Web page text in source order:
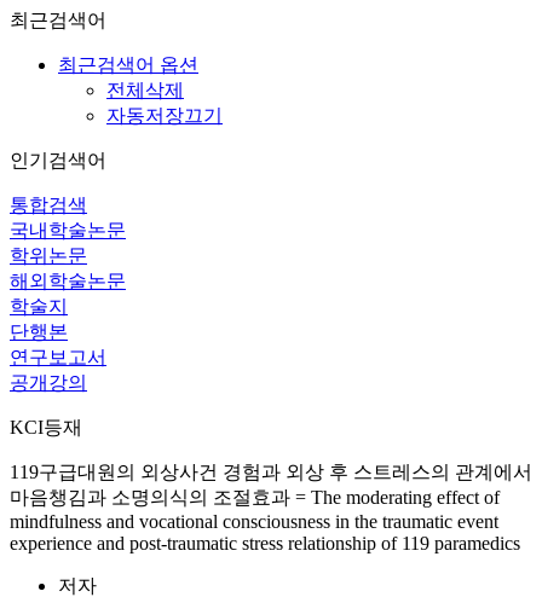
최근검색어
최근검색어 옵션
전체삭제
자동저장끄기
인기검색어
통합검색
국내학술논문
학위논문
해외학술논문
학술지
단행본
연구보고서
공개강의
KCI등재
119구급대원의 외상사건 경험과 외상 후 스트레스의 관계에서
마음챙김과 소명의식의 조절효과 = The moderating effect of
mindfulness and vocational consciousness in the traumatic event
experience and post-traumatic stress relationship of 119 paramedics
저자